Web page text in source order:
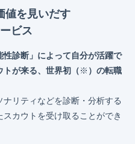
値を見いだす
ビス
性診断」によって自分が活躍で
トが来る、世界初（※ ）の転職
リティなどを診断・分析する
カウトを受け取ることができ